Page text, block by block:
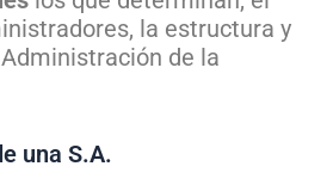
la estructura y
de la
una S.A.